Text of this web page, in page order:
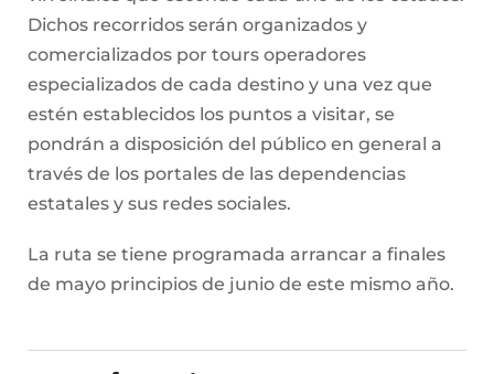
Dichos recorridos serán organizados y
comercializados por tours operadores
especializados de cada destino y una vez que
estén establecidos los puntos a visitar, se
pondrán a disposición del público en general a
través de los portales de las dependencias
estatales y sus redes sociales.
La ruta se tiene programada arrancar a finales
de mayo principios de junio de este mismo año.